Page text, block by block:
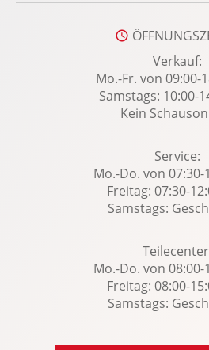
Regensensor
Reifendruckkontrolle
Rückfahrkamera
Rücksitze klapp- und teilbar:
Sitzheizung Fahrer/Beifahrer
Spracheingabesystem
Standheizung: elektrisch
Surround-Kamerasystem
Torque Vectoring Control
Touchscreen Bedienung
Verkauf:
Mo.-Fr. von 09:00-
Samstags: 10:00-
Kein
Service:
Mo.-Do. von 07:30-
Freitag: 07:30-
Samstags:
Mo.-Do. von 08:00-
Freitag: 08:00-
Samstags: